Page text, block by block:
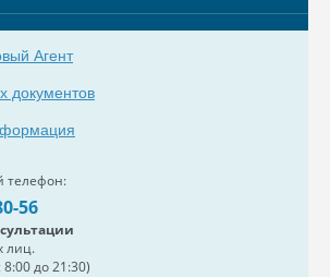
Агент
документов
телефон:
56
лиц.
до 21:30)